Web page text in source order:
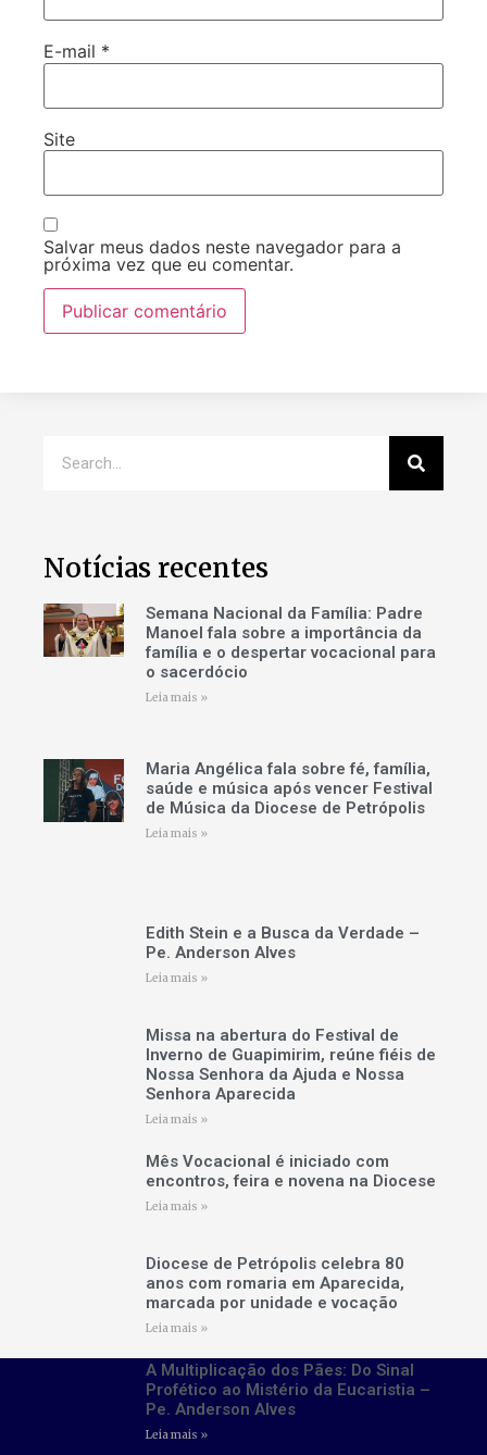
E-mail *
Site
Salvar meus dados neste navegador para a
próxima vez que eu comentar.
Notícias recentes
Semana Nacional da Família: Padre
Manoel fala sobre a importância da
família e o despertar vocacional para
o sacerdócio
Leia mais »
Maria Angélica fala sobre fé, família,
saúde e música após vencer Festival
de Música da Diocese de Petrópolis
Leia mais »
Edith Stein e a Busca da Verdade –
Pe. Anderson Alves
Leia mais »
Missa na abertura do Festival de
Inverno de Guapimirim, reúne fiéis de
Nossa Senhora da Ajuda e Nossa
Senhora Aparecida
Leia mais »
Mês Vocacional é iniciado com
encontros, feira e novena na Diocese
Leia mais »
Diocese de Petrópolis celebra 80
anos com romaria em Aparecida,
marcada por unidade e vocação
Leia mais »
A Multiplicação dos Pães: Do Sinal
Profético ao Mistério da Eucaristia –
Pe. Anderson Alves
Leia mais »